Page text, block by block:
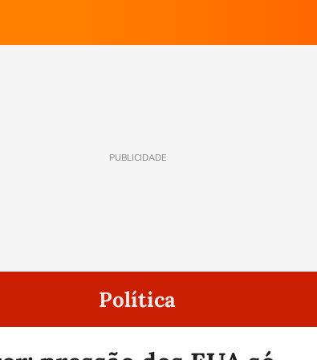
PUBLICIDADE
Política